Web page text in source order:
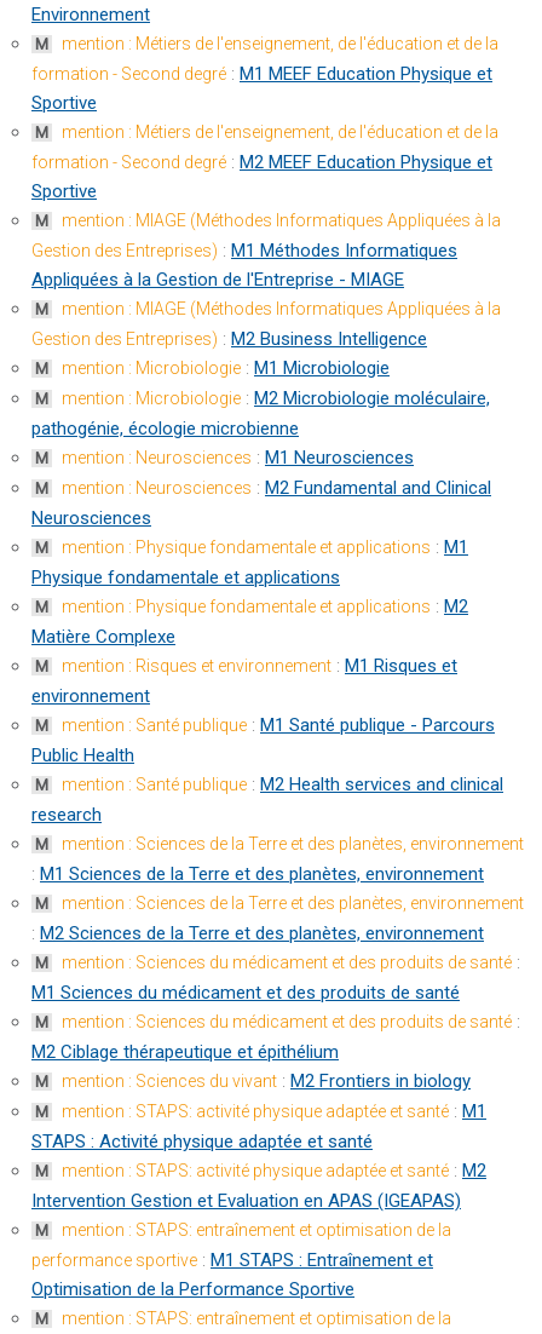
Environnement
M
mention : Métiers de l'enseignement, de l'éducation et de la
formation - Second degré : M1 MEEF Education Physique et
Sportive
M
mention : Métiers de l'enseignement, de l'éducation et de la
formation - Second degré : M2 MEEF Education Physique et
Sportive
M
mention : MIAGE (Méthodes Informatiques Appliquées à la
Gestion des Entreprises) : M1 Méthodes Informatiques
Appliquées à la Gestion de l'Entreprise - MIAGE
M
mention : MIAGE (Méthodes Informatiques Appliquées à la
Gestion des Entreprises) : M2 Business Intelligence
M mention : Microbiologie : M1 Microbiologie
M mention : Microbiologie : M2 Microbiologie moléculaire,
pathogénie, écologie microbienne
M mention : Neurosciences : M1 Neurosciences
M mention : Neurosciences : M2 Fundamental and Clinical
Neurosciences
M mention : Physique fondamentale et applications : M1
Physique fondamentale et applications
M mention : Physique fondamentale et applications : M2
Matière Complexe
M mention : Risques et environnement : M1 Risques et
environnement
M mention : Santé publique : M1 Santé publique - Parcours
Public Health
M mention : Santé publique : M2 Health services and clinical
research
M mention : Sciences de la Terre et des planètes, environnement
: M1 Sciences de la Terre et des planètes, environnement
M mention : Sciences de la Terre et des planètes, environnement
: M2 Sciences de la Terre et des planètes, environnement
M mention : Sciences du médicament et des produits de santé :
M1 Sciences du médicament et des produits de santé
M mention : Sciences du médicament et des produits de santé :
M2 Ciblage thérapeutique et épithélium
M mention : Sciences du vivant : M2 Frontiers in biology
M mention : STAPS: activité physique adaptée et santé : M1
STAPS : Activité physique adaptée et santé
M mention : STAPS: activité physique adaptée et santé : M2
Intervention Gestion et Evaluation en APAS (IGEAPAS)
M
mention : STAPS: entraînement et optimisation de la
performance sportive : M1 STAPS : Entraînement et
Optimisation de la Performance Sportive
M mention : STAPS: entraînement et optimisation de la